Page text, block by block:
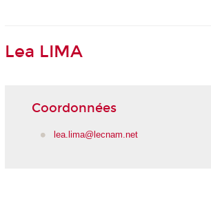
Lea LIMA
Coordonnées
lea.lima@lecnam.net